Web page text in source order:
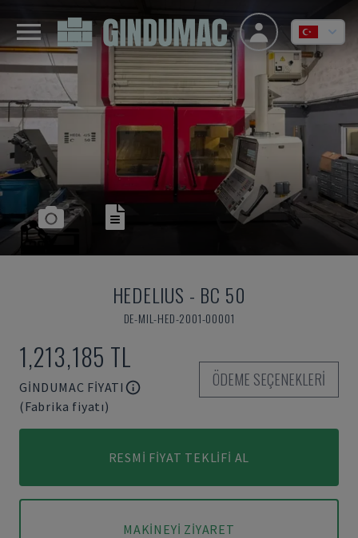
HEDELIUS - BC 50
DE-MIL-HED-2001-00001
1,213,185 TL
GINDUMAC FIYATI
(Fabrika fiyatı)
ÖDEME SEÇENEKLERI
RESMI FIYAT TEKLIFI AL
MAKINEYI ZIYARET